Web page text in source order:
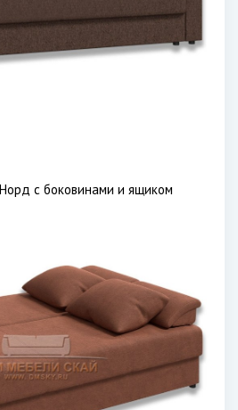
с боковинами и ящиком